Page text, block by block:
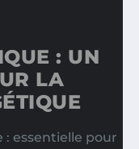
: UN
LA
: essentielle pour